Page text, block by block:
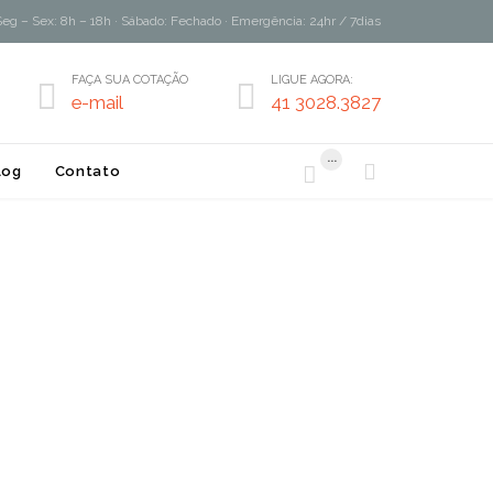
– Sex: 8h – 18h · Sábado: Fechado · Emergência: 24hr / 7dias
 FAÇA SUA COTAÇÃO
e-mail  LIGUE AGORA:
41 3028.3827
Contato 
...
